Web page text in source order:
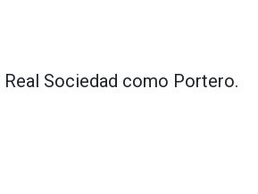
Real Sociedad como Portero.